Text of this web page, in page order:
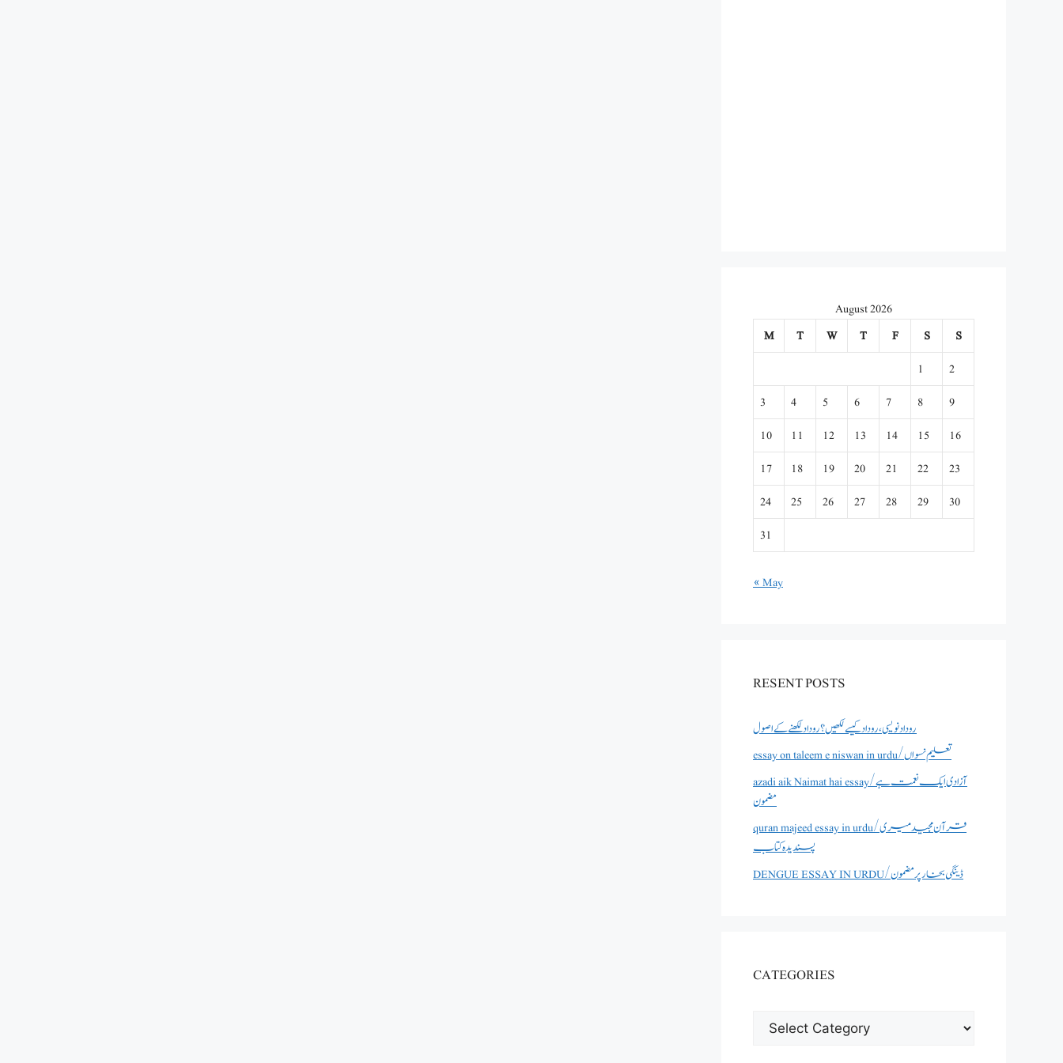
August 2026
M
T W T F S
S
1
2
3
4 5 6 7 8
9
10
11 12 13 14 15
16
17
18 19 20 21 22
23
24
25 26 27 28 29
30
31
« May
RESENT POSTS
روداد نویسی ،روداد کیسے لکھیں؟ روداد لکھنے کے اصول
essay on taleem e niswan in urdu/تعلیم نسواں
azadi aik Naimat hai essay/آزادی ایک نعمت ہے
مضمون
quran majeed essay in urdu/قرآن مجید میری
پسندیدہ کتاب
DENGUE ESSAY IN URDU/ڈینگی بخار پر مضمون
CATEGORIES
CATEGORIES